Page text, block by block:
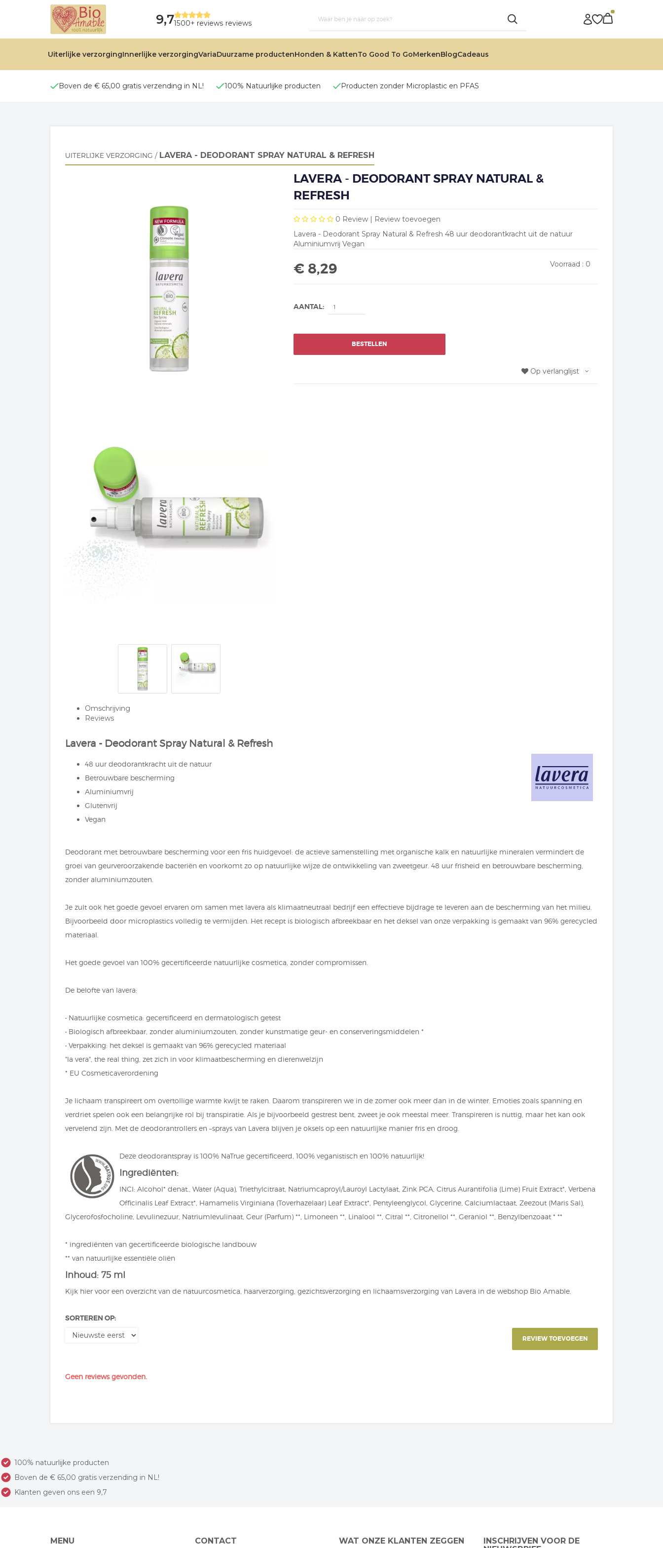
9,71500+ reviews reviews
Uiterlijke verzorgingInnerlijke verzorgingVariaDuurzame productenHonden & KattenTo Good To GoMerkenBlogCadeaus
Boven de € 65,00 gratis verzending in NL! 100% Natuurlijke producten Producten zonder Microplastic en PFAS
UITERLIJKE VERZORGING / LAVERA - DEODORANT SPRAY NATURAL & REFRESH
LAVERA - DEODORANT SPRAY NATURAL &
REFRESH
0 Review | Review toevoegen
Lavera - Deodorant Spray Natural & Refresh 48 uur deodorantkracht uit de natuur
Aluminiumvrij Vegan
€ 8,29 Voorraad : 0
AANTAL:
BESTELLEN
Op verlanglijst
Omschrijving
Reviews
Lavera - Deodorant Spray Natural & Refresh
48 uur deodorantkracht uit de natuur
Betrouwbare bescherming
Aluminiumvrij
Glutenvrij
Vegan
Deodorant met betrouwbare bescherming voor een fris huidgevoel: de actieve samenstelling met organische kalk en natuurlijke mineralen vermindert de
groei van geurveroorzakende bacteriën en voorkomt zo op natuurlijke wijze de ontwikkeling van zweetgeur. 48 uur frisheid en betrouwbare bescherming,
zonder aluminiumzouten.
Je zult ook het goede gevoel ervaren om samen met lavera als klimaatneutraal bedrijf een effectieve bijdrage te leveren aan de bescherming van het milieu.
Bijvoorbeeld door microplastics volledig te vermijden. Het recept is biologisch afbreekbaar en het deksel van onze verpakking is gemaakt van 96% gerecycled
materiaal.
Het goede gevoel van 100% gecertificeerde natuurlijke cosmetica, zonder compromissen.
De belofte van lavera:
• Natuurlijke cosmetica: gecertificeerd en dermatologisch getest
• Biologisch afbreekbaar, zonder aluminiumzouten, zonder kunstmatige geur- en conserveringsmiddelen *
• Verpakking: het deksel is gemaakt van 96% gerecycled materiaal
"la vera", the real thing, zet zich in voor klimaatbescherming en dierenwelzijn
* EU Cosmeticaverordening
Je lichaam transpireert om overtollige warmte kwijt te raken. Daarom transpireren we in de zomer ook meer dan in de winter. Emoties zoals spanning en
verdriet spelen ook een belangrijke rol bij transpiratie. Als je bijvoorbeeld gestrest bent, zweet je ook meestal meer. Transpireren is nuttig, maar het kan ook
vervelend zijn. Met de deodorantrollers en –sprays van Lavera blijven je oksels op een natuurlijke manier fris en droog.
Deze deodorantspray is 100% NaTrue gecertificeerd, 100% veganistisch en 100% natuurlijk!
Ingrediënten:
INCI: Alcohol* denat., Water (Aqua), Triethylcitraat, Natriumcaproyl/Lauroyl Lactylaat, Zink PCA, Citrus Aurantifolia (Lime) Fruit Extract*, Verbena
Officinalis Leaf Extract*, Hamamelis Virginiana (Toverhazelaar) Leaf Extract*, Pentyleenglycol, Glycerine, Calciumlactaat, Zeezout (Maris Sal),
Glycerofosfocholine, Levulinezuur, Natriumlevulinaat, Geur (Parfum) **, Limoneen **, Linalool **, Citral **, Citronellol **, Geraniol **, Benzylbenzoaat * **
* ingrediënten van gecertificeerde biologische landbouw
** van natuurlijke essentiële oliën
Inhoud: 75 ml
Kijk hier voor een overzicht van de natuurcosmetica, haarverzorging, gezichtsverzorging en lichaamsverzorging van Lavera in de webshop Bio Amable.
SORTEREN OP:
REVIEW TOEVOEGEN
Geen reviews gevonden.
100% natuurlijke producten
Boven de € 65,00 gratis verzending in NL!
Klanten geven ons een 9,7
MENU CONTACT WAT ONZE KLANTEN ZEGGEN
INSCHRIJVEN VOOR DE